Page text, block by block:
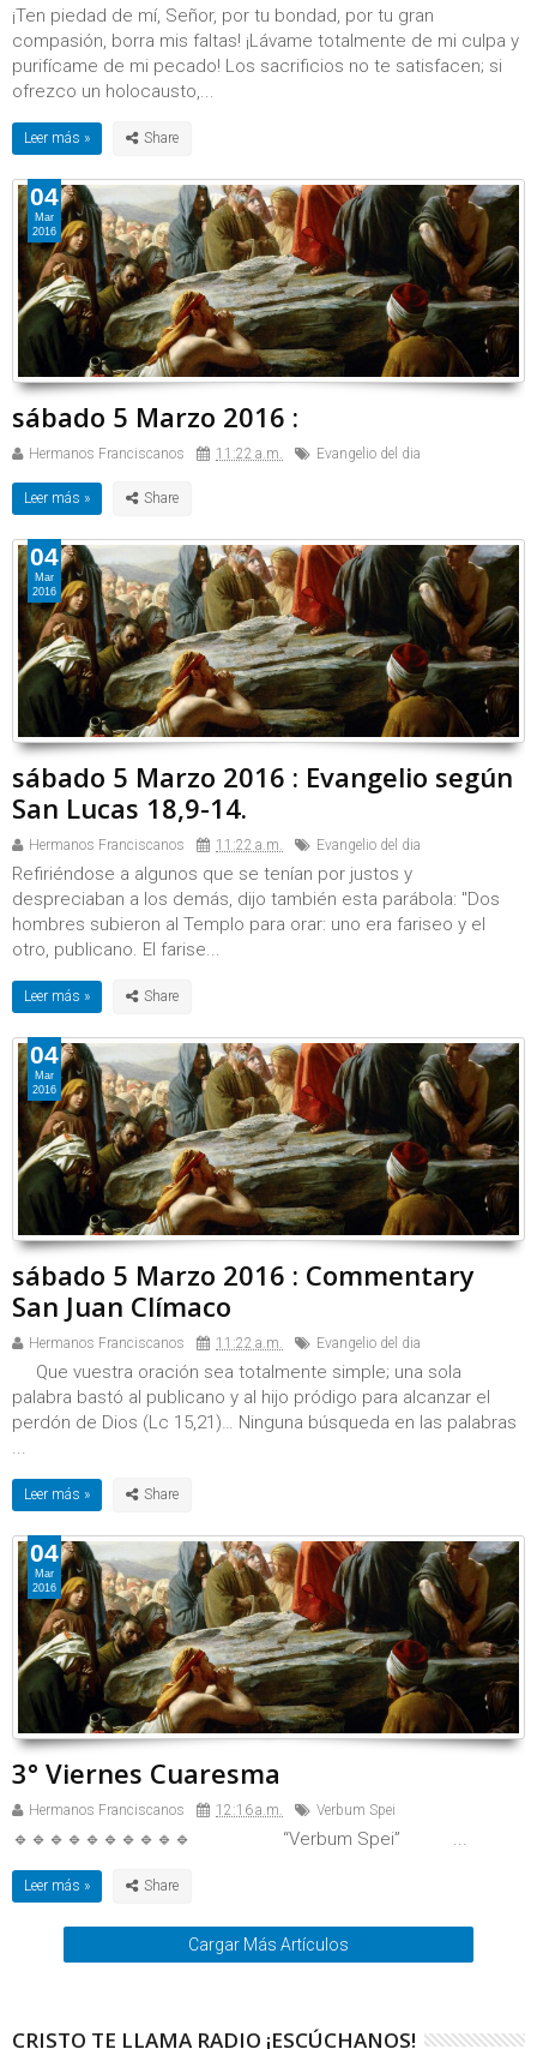
¡Ten piedad de mí, Señor, por tu bondad, por tu gran
compasión, borra mis faltas! ¡Lávame totalmente de mi culpa y
purifícame de mi pecado! Los sacrificios no te satisfacen; si
ofrezco un holocausto,...
Leer más »
sábado 5 Marzo 2016 :
Hermanos Franciscanos 11:22 a.m. Evangelio del dia
Leer más »
04
Mar
2016
sábado 5 Marzo 2016 : Evangelio según
San Lucas 18,9-14.
Hermanos Franciscanos 11:22 a.m. Evangelio del dia
Refiriéndose a algunos que se tenían por justos y
despreciaban a los demás, dijo también esta parábola: "Dos
hombres subieron al Templo para orar: uno era fariseo y el
otro, publicano. El farise...
Leer más »
04
Mar
2016
sábado 5 Marzo 2016 : Commentary
San Juan Clímaco
Hermanos Franciscanos 11:22 a.m. Evangelio del dia
Que vuestra oración sea totalmente simple; una sola
palabra bastó al publicano y al hijo pródigo para alcanzar el
perdón de Dios (Lc 15,21)… Ninguna búsqueda en las palabras
...
Leer más »
04
Mar
2016
3° Viernes Cuaresma
Hermanos Franciscanos 12:16 a.m. Verbum Spei
🔹🔹🔹🔹🔹🔹🔹🔹🔹🔹 “Verbum Spei” ...
Leer más »
04
Mar
2016
Cargar Más Artículos
CRISTO TE LLAMA RADIO ¡ESCÚCHANOS!